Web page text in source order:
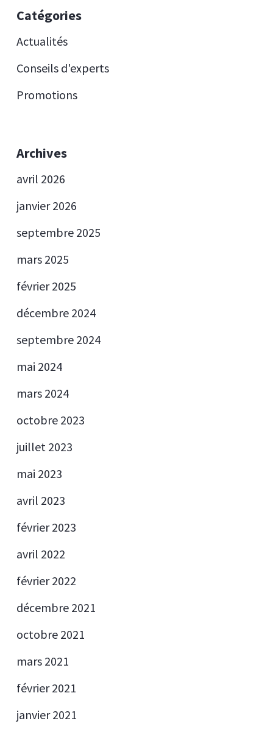
Catégories
Actualités
Conseils d'experts
Promotions
Archives
avril 2026
janvier 2026
septembre 2025
mars 2025
février 2025
décembre 2024
septembre 2024
mai 2024
mars 2024
octobre 2023
juillet 2023
mai 2023
avril 2023
février 2023
avril 2022
février 2022
décembre 2021
octobre 2021
mars 2021
février 2021
janvier 2021